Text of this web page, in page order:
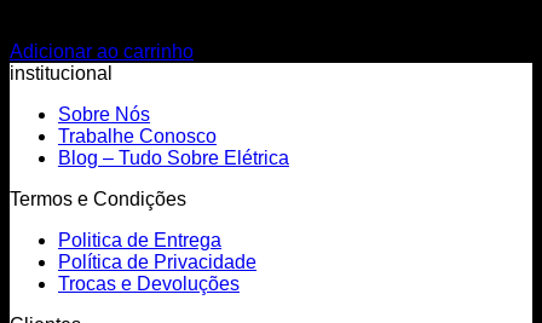
Adicionar ao carrinho
institucional
Sobre Nós
Trabalhe Conosco
Blog – Tudo Sobre Elétrica
Termos e Condições
Politica de Entrega
Política de Privacidade
Trocas e Devoluções